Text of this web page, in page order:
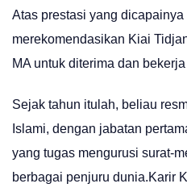
Atas prestasi yang
merekomendasikan Kiai
MA untuk diterima dan
Sejak tahun itulah, beliau
Islami, dengan jabatan
yang tugas mengurusi surat-
berbagai penjuru dunia.Karir